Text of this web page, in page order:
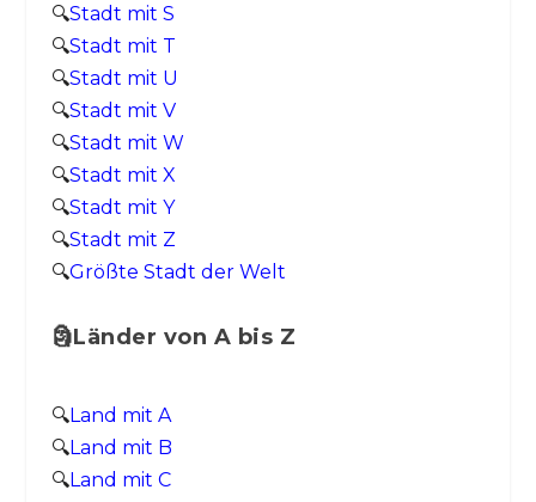
🔍Stadt mit S
🔍Stadt mit T
🔍Stadt mit U
🔍Stadt mit V
🔍Stadt mit W
🔍Stadt mit X
🔍Stadt mit Y
🔍Stadt mit Z
🔍Größte Stadt der Welt
🗿Länder von A bis Z
🔍Land mit A
🔍Land mit B
🔍Land mit C